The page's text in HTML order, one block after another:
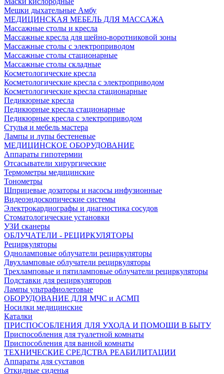
Мешки дыхательные Амбу
МЕДИЦИНСКАЯ МЕБЕЛЬ ДЛЯ МАССАЖА
Массажные столы и кресла
Массажные кресла для шейно-воротниковой зоны
Массажные столы с электроприводом
Массажные столы стационарные
Массажные столы складные
Косметологические кресла
Косметологические кресла с электроприводом
Косметологические кресла стационарные
Педикюрные кресла
Педикюрные кресла стационарные
Педикюрные кресла с электроприводом
Стулья и мебель мастера
Лампы и лупы бестеневые
МЕДИЦИНСКОЕ ОБОРУДОВАНИЕ
Аппараты гипотермии
Отсасыватели хирургические
Термометры медицинские
Тонометры
Шприцевые дозаторы и насосы инфузионные
Видеоэндоскопические системы
Электрокардиографы и диагностика сосудов
Стоматологические установки
УЗИ сканеры
ОБЛУЧАТЕЛИ - РЕЦИРКУЛЯТОРЫ
Рециркуляторы
Одноламповые облучатели рециркуляторы
Двухламповые облучатели рециркуляторы
Трехламповые и пятиламповые облучатели рециркуляторы
Подставки для рециркуляторов
Лампы ультрафиолетовые
ОБОРУДОВАНИЕ ДЛЯ МЧС и АСМП
Носилки медицинские
Каталки
ПРИСПОСОБЛЕНИЯ ДЛЯ УХОДА И ПОМОЩИ В БЫТУ
Приспособления для туалетной комнаты
Приспособления для ванной комнаты
ТЕХНИЧЕСКИЕ СРЕДСТВА РЕАБИЛИТАЦИИ
Аппараты для суставов
Откидные сиденья